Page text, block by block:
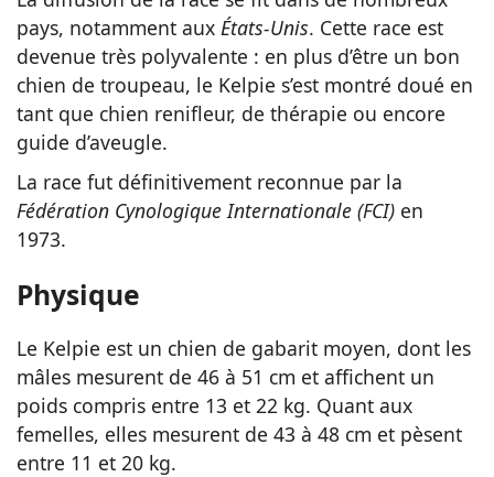
pays, notamment aux États-Unis. Cette race est
devenue très polyvalente : en plus d’être un bon
chien de troupeau, le Kelpie s’est montré doué en
tant que chien renifleur, de thérapie ou encore
guide d’aveugle.
La race fut définitivement reconnue par la
Fédération Cynologique Internationale (FCI) en
1973.
Physique
Le Kelpie est un chien de gabarit moyen, dont les
mâles mesurent de 46 à 51 cm et affichent un
poids compris entre 13 et 22 kg. Quant aux
femelles, elles mesurent de 43 à 48 cm et pèsent
entre 11 et 20 kg.